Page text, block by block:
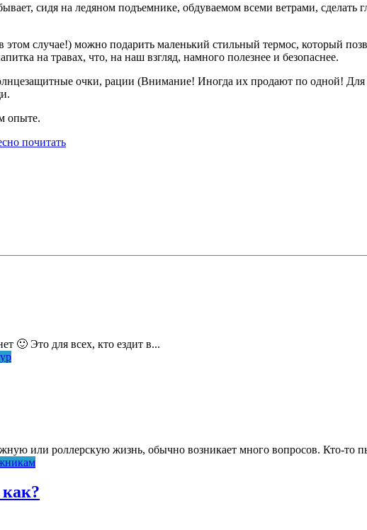
сидя на ледяном подъемнике, обдуваемом всеми ветрами, сделать
случае!) можно подарить маленький стильный термос, который
на травах, что, на наш взгляд, намного полезнее и безопаснее.
очки, рации (Внимание! Иногда их продают по одной!
опыте.
почитать
🙂 Это для всех, кто ездит в...
или роллерскую жизнь, обычно возникает много вопросов. Кто-то